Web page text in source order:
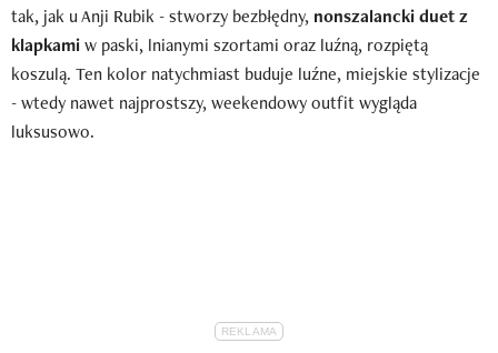
tak, jak u Anji Rubik - stworzy bezbłędny, nonszalancki duet z
klapkamiw paski, lnianymi szortami oraz luźną, rozpiętą
koszulą. Ten kolor natychmiast buduje luźne, miejskie stylizacje
- wtedy nawet najprostszy, weekendowy outfit wygląda
luksusowo.